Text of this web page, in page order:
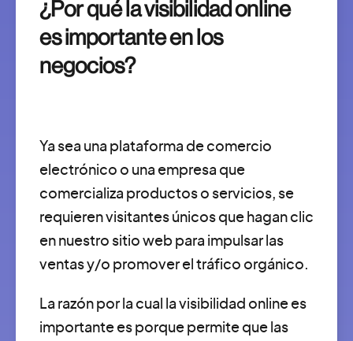
¿Por qué la visibilidad online
es importante en los
negocios?
Ya sea una plataforma de comercio
electrónico o una empresa que
comercializa productos o servicios, se
requieren visitantes únicos que hagan clic
en nuestro sitio web para impulsar las
ventas y/o promover el tráfico orgánico.
La razón por la cual la visibilidad online es
importante es porque permite que las